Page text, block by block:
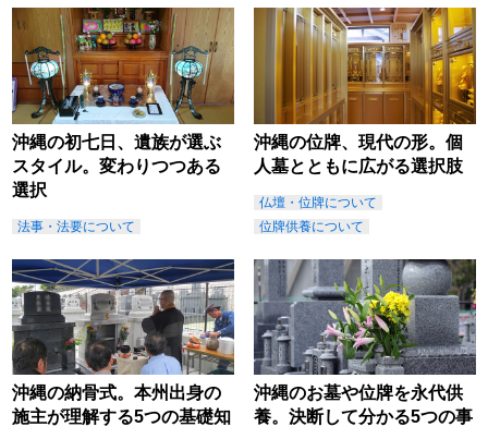
沖縄の初七日、遺族が選ぶ
スタイル。変わりつつある
選択
法事・法要について
沖縄の位牌、現代の形。個
人墓とともに広がる選択肢
仏壇・位牌について
位牌供養について
沖縄の納骨式。本州出身の
施主が理解する5つの基礎知
沖縄のお墓や位牌を永代供
養。決断して分かる5つの事